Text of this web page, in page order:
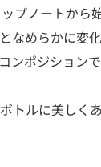
プノートか
めらかに変
ポジションで
ルに美しくあ